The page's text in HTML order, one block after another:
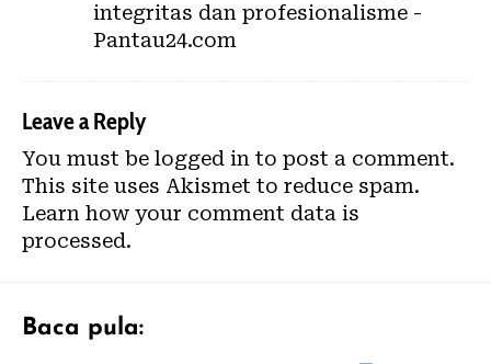
integritas dan profesionalisme -
Pantau24.com
Leave a Reply
You must be logged in to post a comment.
This site uses Akismet to reduce spam.
Learn how your comment data is
processed.
Baca pula: